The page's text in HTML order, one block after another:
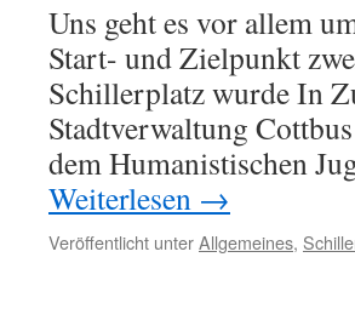
Uns geht es vor allem
Start- und Zielpunkt
Schillerplatz wurde In
Stadtverwaltung
dem Humanistischen
Weiterlesen →
Veröffentlicht unterAllgemeines,